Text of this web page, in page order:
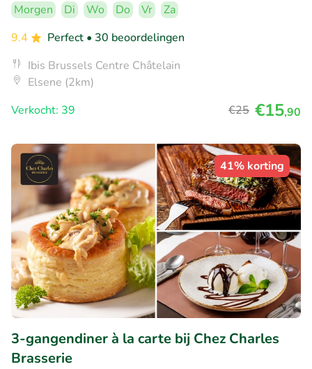
Morgen Di Wo Do Vr
Za
9.4
Perfect • 30 beoordelingen
Ibis Brussels Centre Châtelain
Elsene (2km)
Verkocht: 39
€25 €15,90
41% korting
3-gangendiner à la carte bij Chez Charles
Brasserie